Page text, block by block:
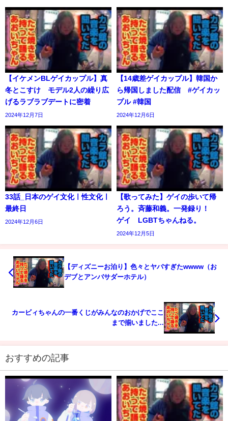
【イケメンBLゲイカップル】真
冬とこすけ モデル2人の繰り広
げるラブラブデートに密着
2024年12月7日
【14歳差ゲイカップル】韓国か
ら帰国しました配信 #ゲイカッ
プル #韓国
2024年12月6日
33話_日本のゲイ文化ㅣ性文化ㅣ
最終日
2024年12月6日
【歌ってみた】ゲイの歩いて帰
ろう。斉藤和義。一発録り！
ゲイ LGBTちゃんねる。
2024年12月5日
【ディズニーお泊り】色々とヤバすぎたwwww（お
デブとアンバサダーホテル）
カービィちゃんの一番くじがみんなのおかげでここ
まで揃いました...
おすすめの記事